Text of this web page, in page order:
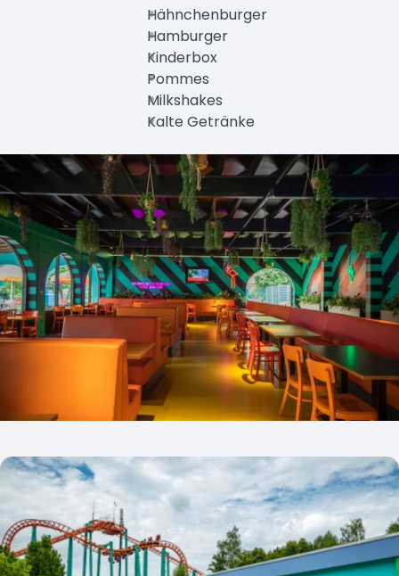
Hähnchenburger
Hamburger
Kinderbox
Pommes
Milkshakes
Kalte Getränke